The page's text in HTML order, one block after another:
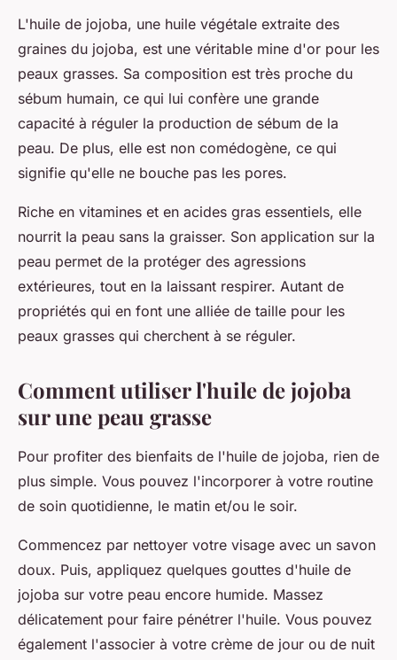
L'huile de jojoba, une huile végétale extraite des
graines du jojoba, est une véritable mine d'or pour les
peaux grasses. Sa composition est très proche du
sébum humain, ce qui lui confère une grande
capacité à réguler la production de sébum de la
peau. De plus, elle est non comédogène, ce qui
signifie qu'elle ne bouche pas les pores.
Riche en vitamines et en acides gras essentiels, elle
nourrit la peau sans la graisser. Son application sur la
peau permet de la protéger des agressions
extérieures, tout en la laissant respirer. Autant de
propriétés qui en font une alliée de taille pour les
peaux grasses qui cherchent à se réguler.
Comment utiliser l'huile de jojoba
sur une peau grasse
Pour profiter des bienfaits de l'huile de jojoba, rien de
plus simple. Vous pouvez l'incorporer à votre routine
de soin quotidienne, le matin et/ou le soir.
Commencez par nettoyer votre visage avec un savon
doux. Puis, appliquez quelques gouttes d'huile de
jojoba sur votre peau encore humide. Massez
délicatement pour faire pénétrer l'huile. Vous pouvez
également l'associer à votre crème de jour ou de nuit